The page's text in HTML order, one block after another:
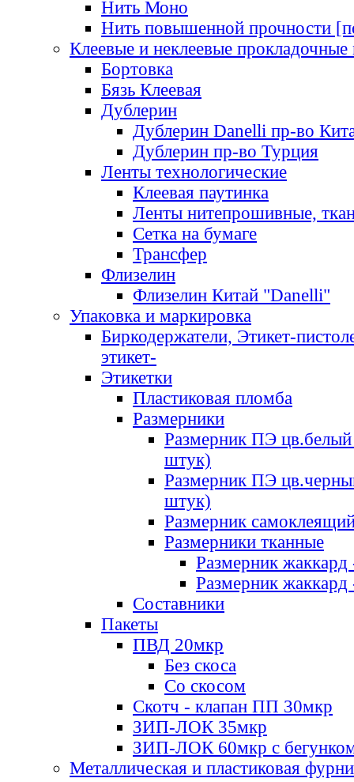
Нить Моно
Нить повышенной прочности
Клеевые и неклеевые прокладочные
Бортовка
Бязь Клеевая
Дублерин
Дублерин Danelli пр-во
Дублерин пр-во Турция
Ленты технологические
Клеевая паутинка
Ленты нитепрошивные,
Сетка на бумаге
Трансфер
Флизелин
Флизелин Китай "Danelli"
Упаковка и маркировка
Биркодержатели, Этикет-
этикет-
Этикетки
Пластиковая пломба
Размерники
Размерник ПЭ цв.белый
штук)
Размерник ПЭ
штук)
Размерник
Размерники тканные
Размерник
Размерник
Составники
Пакеты
ПВД 20мкр
Без скоса
Со скосом
Скотч - клапан ПП 30мкр
ЗИП-ЛОК 35мкр
ЗИП-ЛОК 60мкр с
Металлическая и пластиковая